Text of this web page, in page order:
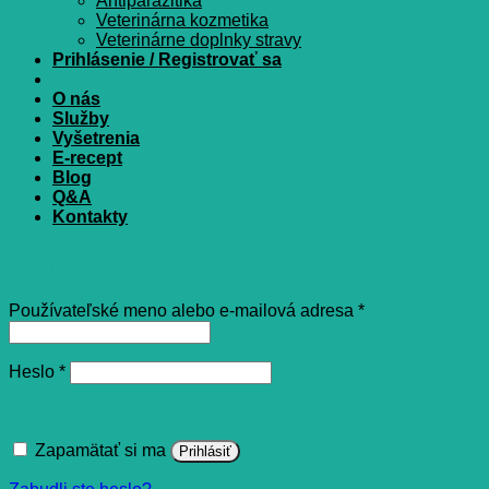
Veterinárna kozmetika
Veterinárne doplnky stravy
Prihlásenie / Registrovať sa
O nás
Služby
Vyšetrenia
E-recept
Blog
Q&A
Kontakty
Používateľské meno alebo e-mailová adresa *Povinné
Heslo *Povinné
Zapamätať si ma Prihlásiť